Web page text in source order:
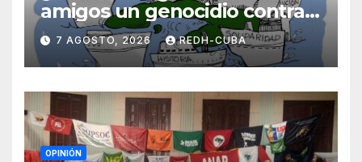
amigos un genocidio contra
Cuba? Por Hedelberto López
Blanch
7 AGOSTO, 2026 REDH-CUBA
OPINIÓN